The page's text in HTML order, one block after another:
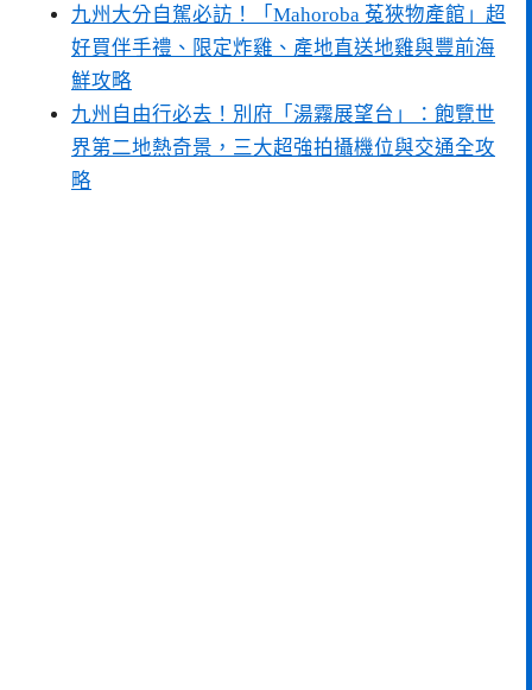
九州大分自駕必訪！「Mahoroba 菟狹物產館」超
好買伴手禮、限定炸雞、產地直送地雞與豐前海
鮮攻略
九州自由行必去！別府「湯霧展望台」：飽覽世
界第二地熱奇景，三大超強拍攝機位與交通全攻
略